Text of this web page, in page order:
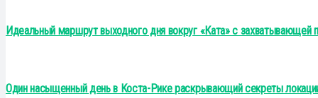
Идеальный маршрут выходного дня вокруг «Ката» с
Один насыщенный день в Коста-Рике раскрывающий секреты